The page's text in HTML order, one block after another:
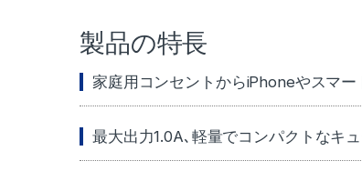
製品の特長
家庭用コンセントからiPhoneやスマ
最大出力1.0A､軽量でコンパクトなキ